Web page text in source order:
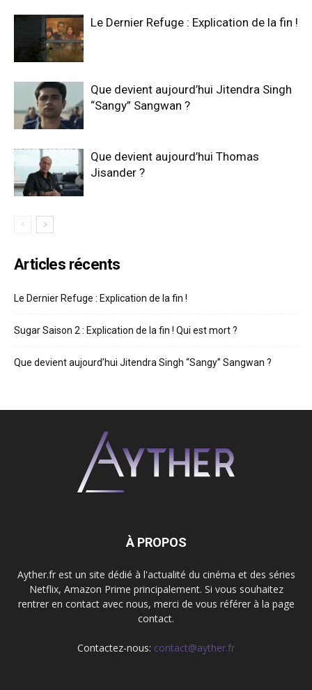
Le Dernier Refuge : Explication de la fin !
Que devient aujourd’hui Jitendra Singh
“Sangy” Sangwan ?
Que devient aujourd’hui Thomas
Jisander ?
Articles récents
Le Dernier Refuge : Explication de la fin !
Sugar Saison 2 : Explication de la fin ! Qui est mort ?
Que devient aujourd’hui Jitendra Singh “Sangy” Sangwan ?
À PROPOS
Ayther.fr est un site dédié à l'actualité du cinéma et des séries
Netflix, Amazon Prime principalement. Si vous souhaitez
rentrer en contact avec nous, merci de vous référer à la page
contact.
Contactez-nous: contact@ayther.fr